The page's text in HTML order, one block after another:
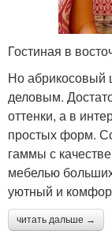
Гостиная в
Но абрикосовый
деловым.
оттенки, а в
простых форм.
гаммы с
мебелью
уютный и
читать дальше →